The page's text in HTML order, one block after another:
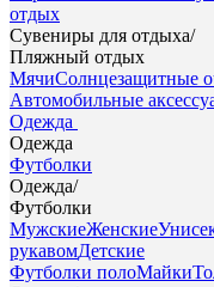
отдых
Сувениры для отдыха/
Пляжный отдых
МячиСолнцезащитные
Автомобильные
Одежда
Одежда
Футболки
Одежда/
Футболки
МужскиеЖенские
рукавомДетские
Футболки полоМайки